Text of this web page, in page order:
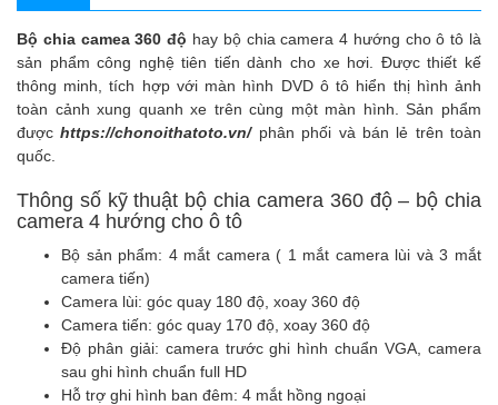
Bộ chia camea 360 độ hay bộ chia camera 4 hướng cho ô tô là
sản phẩm công nghệ tiên tiến dành cho xe hơi. Được thiết kế
thông minh, tích hợp với màn hình DVD ô tô hiển thị hình ảnh
toàn cảnh xung quanh xe trên cùng một màn hình. Sản phẩm
được https://chonoithatoto.vn/phân phối và bán lẻ trên toàn
quốc.
Thông số kỹ thuật bộ chia camera 360 độ – bộ chia
camera 4 hướng cho ô tô
Bộ sản phẩm: 4 mắt camera ( 1 mắt camera lùi và 3 mắt
camera tiến)
Camera lùi: góc quay 180 độ, xoay 360 độ
Camera tiến: góc quay 170 độ, xoay 360 độ
Độ phân giải: camera trước ghi hình chuẩn VGA, camera
sau ghi hình chuẩn full HD
Hỗ trợ ghi hình ban đêm: 4 mắt hồng ngoại